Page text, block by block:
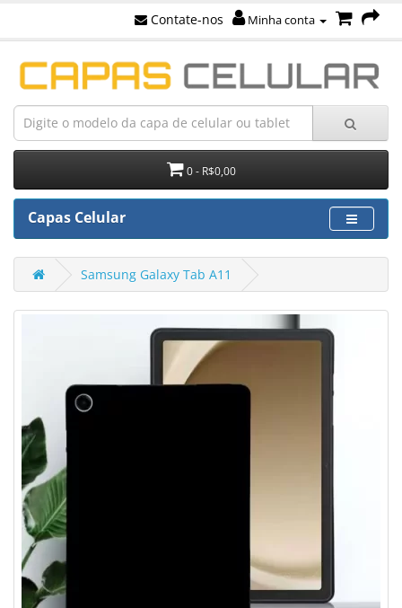
Contate-nos Minha conta
0 - R$0,00
Capas Celular
Samsung Galaxy Tab A11